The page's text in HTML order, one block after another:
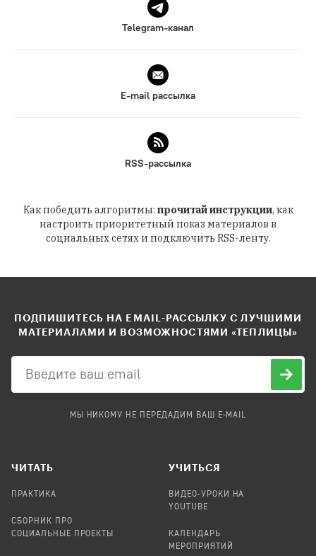
Telegram-канал
E-mail рассылка
RSS-рассылка
Как победить алгоритмы: прочитай инструкции, как
настроить приоритетный показ материалов в
социальных сетях и подключить RSS-ленту.
ПОДПИШИТЕСЬ НА EMAIL-РАССЫЛКУ С ЛУЧШИМИ
МАТЕРИАЛАМИ И ВОЗМОЖНОСТЯМИ «ТЕПЛИЦЫ»
МЫ НИКОМУ НЕ ПЕРЕДАДИМ ВАШ E-MAIL
ЧИТАТЬ
ПРАКТИКА
СБОРНИК ПРО
СОЦИАЛЬНЫЕ ПРОЕКТЫ
УЧИТЬСЯ
ВИДЕО-УРОКИ НА
YOUTUBE
КАЛЕНДАРЬ
МЕРОПРИЯТИЙ